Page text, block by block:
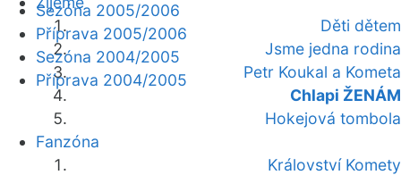
Děti dětem
Jsme jedna rodina
Petr Koukal a Kometa
Chlapi ŽENÁM
Hokejová tombola
Fanzóna
Království Komety
Sezóna 2005/2006
Příprava 2005/2006
Sezóna 2004/2005
Příprava 2004/2005